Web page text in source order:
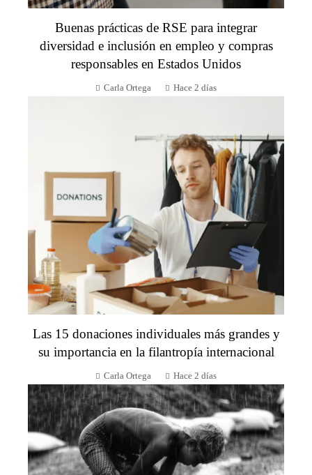
Buenas prácticas de RSE para integrar
diversidad e inclusión en empleo y compras
responsables en Estados Unidos
Carla Ortega Hace 2 días
Las 15 donaciones individuales más grandes y
su importancia en la filantropía internacional
Carla Ortega Hace 2 días